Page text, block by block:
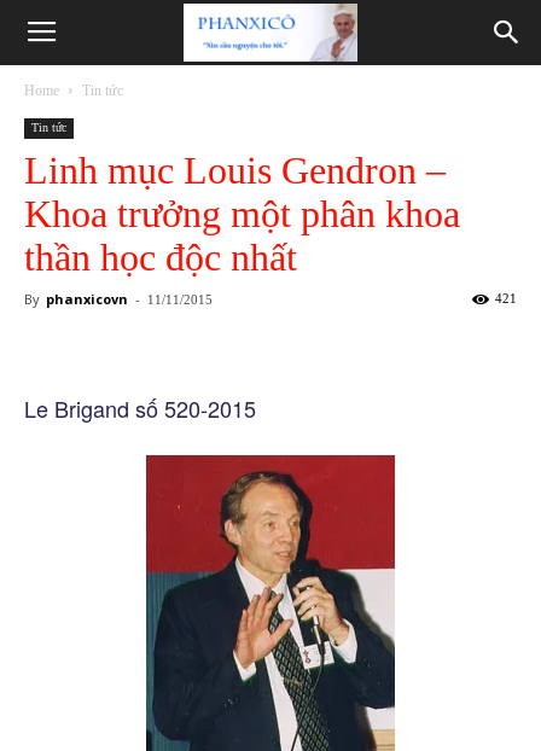
Phanxicô
Home Tin tức
Tin tức
Linh mục Louis Gendron –
Khoa trưởng một phân khoa
thần học độc nhất
By phanxicovn - 11/11/2015 421
Le Brigand số 520-2015